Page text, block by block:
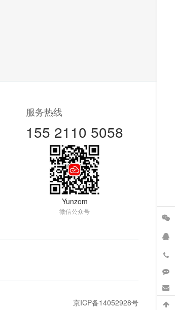
服务热线
155 2110 5058
Yunzom
微信公众号
京ICP备14052928号